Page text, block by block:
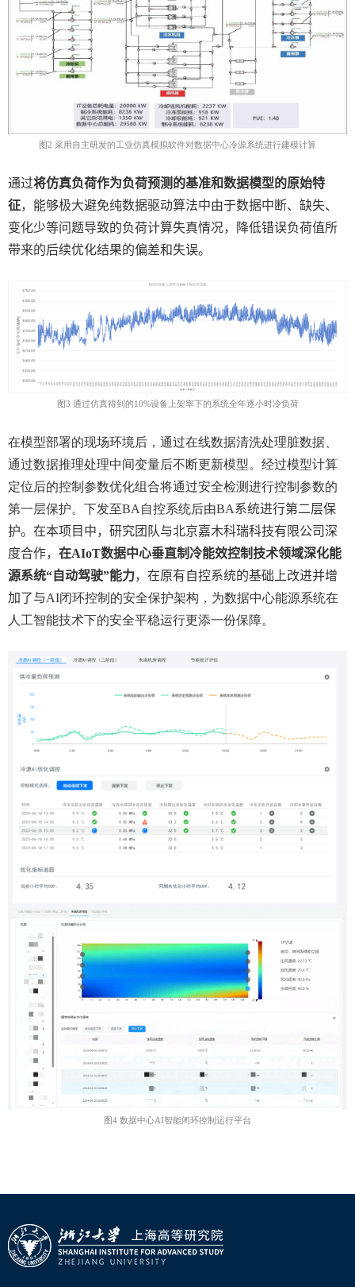
图2 采用自主研发的工业仿真模拟软件对数据中心冷源系统进行建模计算
通过将仿真负荷作为负荷预测的基准和数据模型的原始特
征，能够极大避免纯数据驱动算法中由于数据中断、缺失、
变化少等问题导致的负荷计算失真情况，降低错误负荷值所
带来的后续优化结果的偏差和失误。
图3 通过仿真得到的10%设备上架率下的系统全年逐小时冷负荷
在模型部署的现场环境后，通过在线数据清洗处理脏数据、
通过数据推理处理中间变量后不断更新模型。经过模型计算
定位后的控制参数优化组合将通过安全检测进行控制参数的
第一层保护。下发至BA 自控系统后由BA系统进行第二层保
护。在本项目中，研究团队与北京嘉木科瑞科技有限公司深
度合作， 在AIoT数据中心垂直制冷能效控制技术领域深化能
源系统“自动驾驶”能力，在原有自控系统的基础上改进并增
加了与AI闭环控制的安全保护架构，为数据中心能源系统在
人工智能技术下的安全平稳运行更添一份保障。
图4 数据中心AI智能闭环控制运行平台